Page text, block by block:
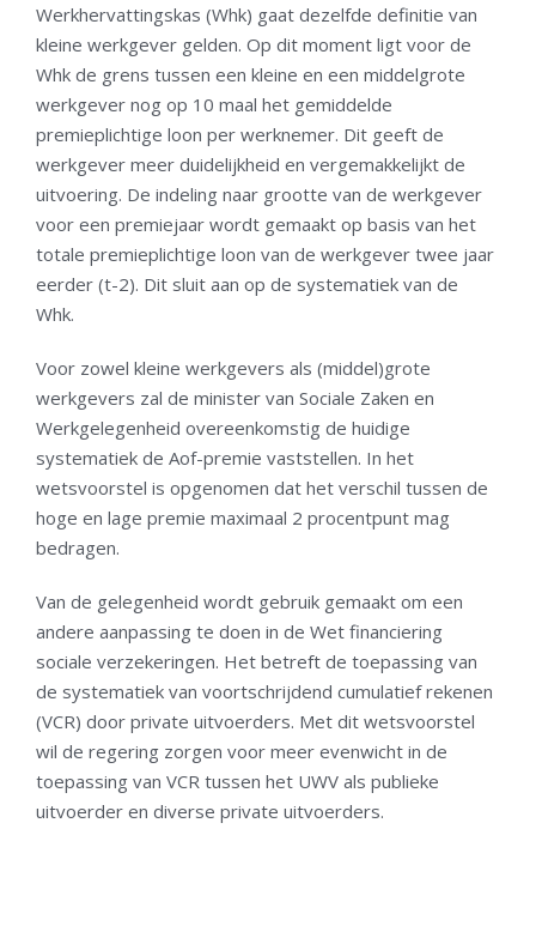
Werkhervattingskas (Whk) gaat dezelfde definitie van
kleine werkgever gelden. Op dit moment ligt voor de
Whk de grens tussen een kleine en een middelgrote
werkgever nog op 10 maal het gemiddelde
premieplichtige loon per werknemer. Dit geeft de
werkgever meer duidelijkheid en vergemakkelijkt de
uitvoering. De indeling naar grootte van de werkgever
voor een premiejaar wordt gemaakt op basis van het
totale premieplichtige loon van de werkgever twee jaar
eerder (t-2). Dit sluit aan op de systematiek van de
Whk.
Voor zowel kleine werkgevers als (middel)grote
werkgevers zal de minister van Sociale Zaken en
Werkgelegenheid overeenkomstig de huidige
systematiek de Aof-premie vaststellen. In het
wetsvoorstel is opgenomen dat het verschil tussen de
hoge en lage premie maximaal 2 procentpunt mag
bedragen.
Van de gelegenheid wordt gebruik gemaakt om een
andere aanpassing te doen in de Wet financiering
sociale verzekeringen. Het betreft de toepassing van
de systematiek van voortschrijdend cumulatief rekenen
(VCR) door private uitvoerders. Met dit wetsvoorstel
wil de regering zorgen voor meer evenwicht in de
toepassing van VCR tussen het UWV als publieke
uitvoerder en diverse private uitvoerders.